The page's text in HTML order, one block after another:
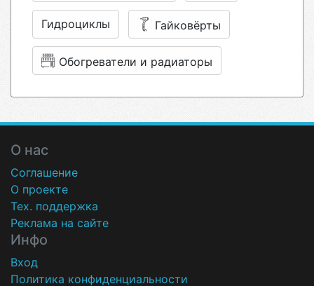
Гидроциклы Гайковёрты
Обогреватели и радиаторы
О нас
Соглашение
О проекте
Тех. поддержка
Реклама на сайте
Инфо
Вход
Политика конфиденциальности